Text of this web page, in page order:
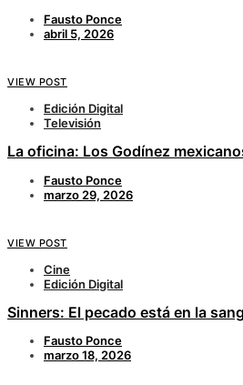
Fausto Ponce
abril 5, 2026
VIEW POST
Edición Digital
Televisión
La oficina: Los Godínez
Fausto Ponce
marzo 29, 2026
VIEW POST
Cine
Edición Digital
Sinners: El pecado está en la
Fausto Ponce
marzo 18, 2026